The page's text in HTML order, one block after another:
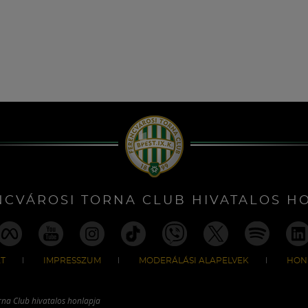
TORNA CLUB HIVATALOS
IMPRESSZUM MODERÁLÁSI ALAPELVEK
Club hivatalos honlapja